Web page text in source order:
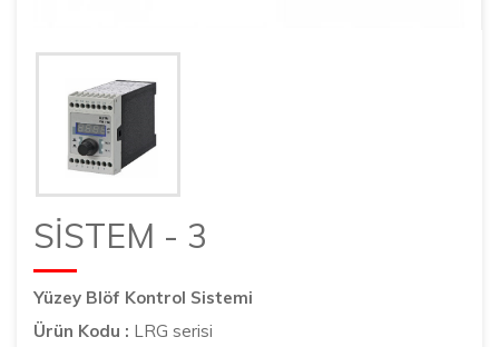
SİSTEM - 3
Yüzey Blöf Kontrol Sistemi
Ürün Kodu : LRG serisi